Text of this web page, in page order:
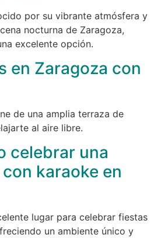
por su vibrante atmósfera y
nocturna de Zaragoza,
excelente opción.
en Zaragoza con
de una amplia terraza de
al aire libre.
celebrar una
karaoke en
lugar para celebrar fiestas
un ambiente único y